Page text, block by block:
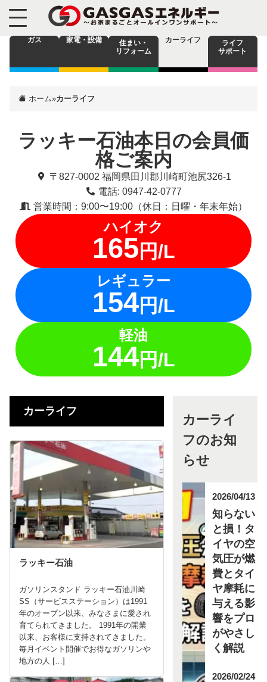
ガス 家電・設備
住まい・
リフォーム
カーライフ
ライフ
サポート
ホーム»カーライフ
ラッキー石油本日の会員価
格ご案内
〒827-0002 福岡県田川郡川崎町池尻326-1
電話: 0947-42-0777
営業時間：9:00〜19:00（休日：日曜・年末年始）
ハイオク
165 円/L
レギュラー
154円/L
軽油
144円/L
カーライフ
ラッキー石油
ガソリンスタンド ラッキー石油川崎
SS（サービスステーション）は1991
年のオープン以来、みなさまに愛され
育てられてきました。 1991年の開業
以来、お客様に支持されてきました。
毎月イベント開催でお得なガソリンや
地方の人 […]
カーライ
フのお知
らせ
2026/04/13
知らない
と損！タ
イヤの空
気圧が燃
費とタイ
ヤ摩耗に
与える影
響をプロ
がやさし
く解説
2026/02/24